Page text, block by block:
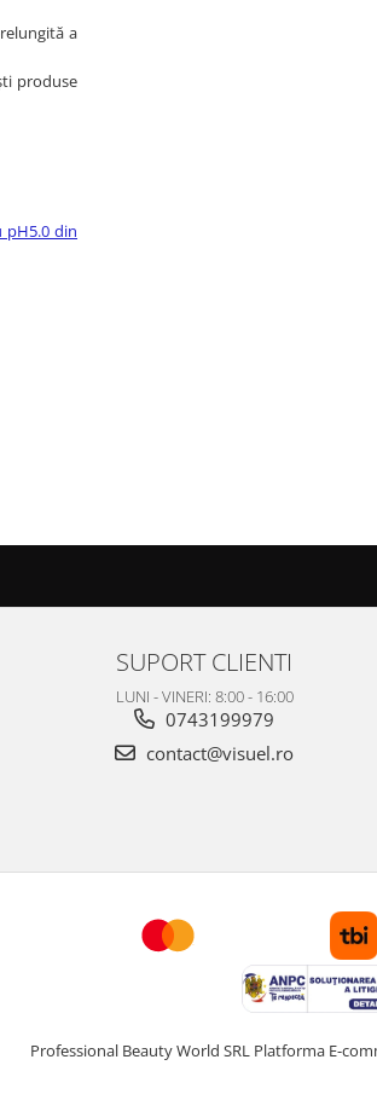
a
produse
pH5.0 din
SUPORT CLIENTI
LUNI - VINERI: 8:00 - 16:00
0743199979
contact@visuel.ro
Professional Beauty World SRL Platforma E-